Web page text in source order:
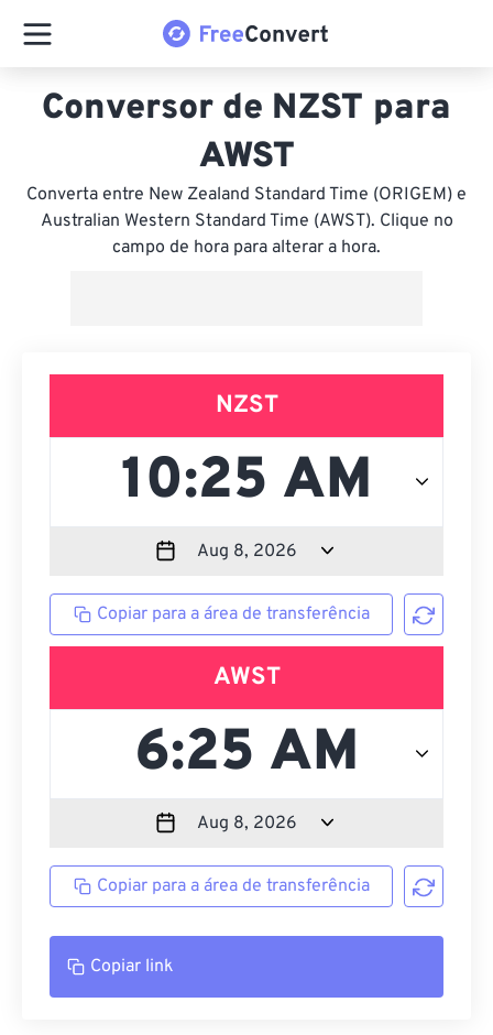
Conversor de NZST para
AWST
Converta entre New Zealand Standard Time (ORIGEM) e
Australian Western Standard Time (AWST). Clique no
campo de hora para alterar a hora.
NZST
Copiar para a área de transferência
AWST
Copiar para a área de transferência
Copiar link